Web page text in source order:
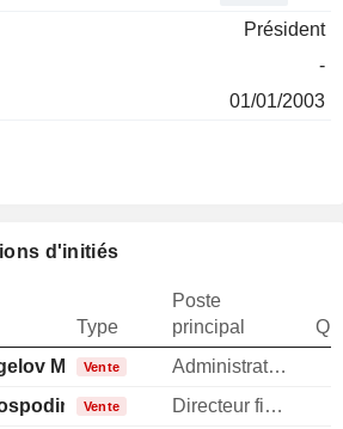
Président
-
01/01/2003
d'initiés
Type
Poste
principal
Martinov
Vente Administrateur
Iliev
Vente Directeur financier